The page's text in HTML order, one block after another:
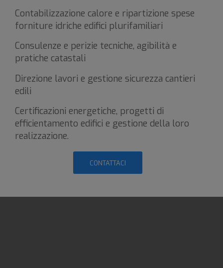
Contabilizzazione calore e ripartizione spese
forniture idriche edifici plurifamiliari
Consulenze e perizie tecniche, agibilità e
pratiche catastali
Direzione lavori e gestione sicurezza cantieri
edili
Certificazioni energetiche, progetti di
efficientamento edifici e gestione della loro
realizzazione.
CONTATTACI